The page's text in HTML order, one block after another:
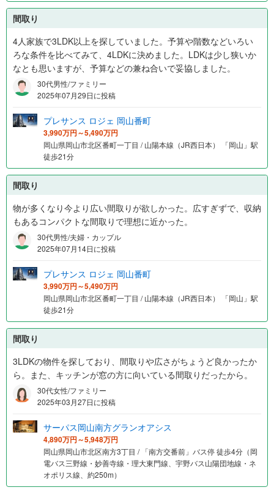
間取り
4人家族で3LDK以上を探していました。予算や階数などいろい
ろな条件を比べてみて、4LDKに決めました。LDKは少し狭いか
なとも思いますが、予算などの兼ね合いで妥協しました。
30代男性/ファミリー
2025年07月29日に投稿
プレサンス ロジェ 岡山番町
3,990万円～5,490万円
岡山県岡山市北区番町一丁目 / 山陽本線（JR西日本） 「岡山」駅
徒歩21分
間取り
物が多くなり今より広い間取りが欲しかった。広すぎずで、収納
もあるコンパクトな間取りで理想に近かった。
30代男性/夫婦・カップル
2025年07月14日に投稿
プレサンス ロジェ 岡山番町
3,990万円～5,490万円
岡山県岡山市北区番町一丁目 / 山陽本線（JR西日本） 「岡山」駅
徒歩21分
間取り
3LDKの物件を探しており、間取りや広さがちょうど良かったか
ら。また、キッチンが窓の方に向いている間取りだったから。
30代女性/ファミリー
2025年03月27日に投稿
サーパス岡山南方グランオアシス
4,890万円～5,948万円
岡山県岡山市北区南方3丁目 / 「南方交番前」バス停 徒歩4分（岡
電バス三野線・妙善寺線・理大東門線、宇野バス山陽団地線・ネ
オポリス線、約250m）